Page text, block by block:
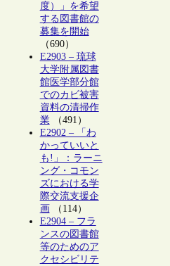
度）」を希望
する図書館の
募集を開始
（690）
E2903 – 琉球
大学附属図書
館医学部分館
でのカビ被害
資料の清掃作
業（491）
E2902 – 「わ
かっていいと
も!」：ラーニ
ング・コモン
ズにおける学
際交流支援企
画 （114）
E2904 – フラ
ンスの図書館
等のためのア
クセシビリテ